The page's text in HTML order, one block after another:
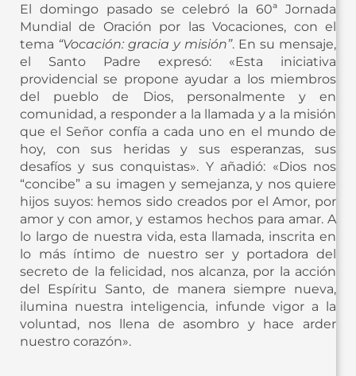
El domingo pasado se celebró la 60ª Jornada
Mundial de Oración por las Vocaciones, con el
tema “Vocación: gracia y misión”. En su mensaje,
el Santo Padre expresó: «Esta iniciativa
providencial se propone ayudar a los miembros
del pueblo de Dios, personalmente y en
comunidad, a responder a la llamada y a la misión
que el Señor confía a cada uno en el mundo de
hoy, con sus heridas y sus esperanzas, sus
desafíos y sus conquistas». Y añadió: «Dios nos
“concibe” a su imagen y semejanza, y nos quiere
hijos suyos: hemos sido creados por el Amor, por
amor y con amor, y estamos hechos para amar. A
lo largo de nuestra vida, esta llamada, inscrita en
lo más íntimo de nuestro ser y portadora del
secreto de la felicidad, nos alcanza, por la acción
del Espíritu Santo, de manera siempre nueva,
ilumina nuestra inteligencia, infunde vigor a la
voluntad, nos llena de asombro y hace arder
nuestro corazón».